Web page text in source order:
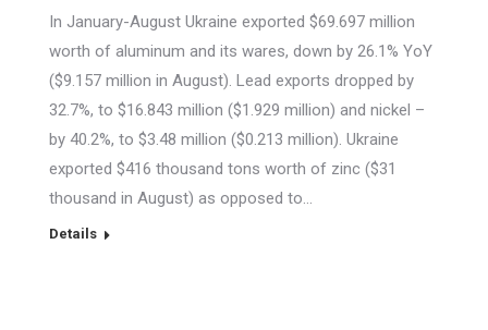
In January-August Ukraine exported $69.697 million
worth of aluminum and its wares, down by 26.1% YoY
($9.157 million in August). Lead exports dropped by
32.7%, to $16.843 million ($1.929 million) and nickel –
by 40.2%, to $3.48 million ($0.213 million). Ukraine
exported $416 thousand tons worth of zinc ($31
thousand in August) as opposed to…
Details